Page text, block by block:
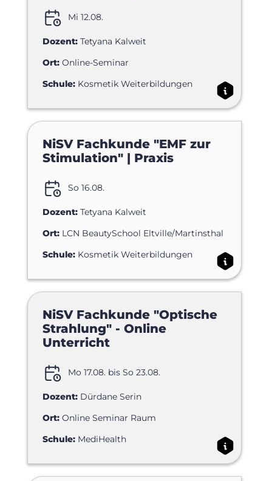
Mi 12.08.
Dozent: Tetyana Kalweit
Ort: Online-Seminar
Schule: Kosmetik Weiterbildungen
NiSV Fachkunde "EMF zur
Stimulation" | Praxis
So 16.08.
Dozent: Tetyana Kalweit
Ort: LCN BeautySchool Eltville/Martinsthal
Schule: Kosmetik Weiterbildungen
NiSV Fachkunde "Optische
Strahlung" - Online
Unterricht
Mo 17.08. bis So 23.08.
Dozent: Dürdane Serin
Ort: Online Seminar Raum
Schule: MediHealth